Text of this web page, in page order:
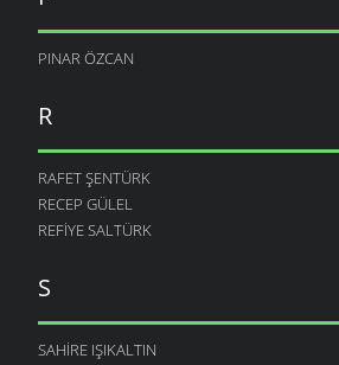
PINAR ÖZCAN
R
RAFET ŞENTÜRK
RECEP GÜLEL
REFIYE SALTÜRK
S
SAHIRE IŞIKALTIN